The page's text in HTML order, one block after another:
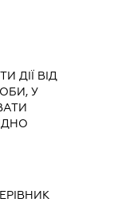
ДІЇ ВІД
У